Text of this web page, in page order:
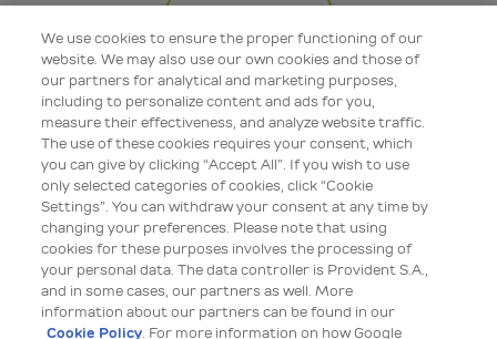
Więcej
Edukacja bezpieczeństwa
08 lip 2026 09:00
We use cookies to ensure the proper functioning of our
website. We may also use our own cookies and those of
our partners for analytical and marketing purposes,
including to personalize content and ads for you,
measure their effectiveness, and analyze website traffic.
The use of these cookies requires your consent, which
you can give by clicking “Accept All”. If you wish to use
only selected categories of cookies, click “Cookie
Settings”. You can withdraw your consent at any time by
changing your preferences. Please note that using
cookies for these purposes involves the processing of
your personal data. The data controller is Provident S.A.,
and in some cases, our partners as well. More
information about our partners can be found in our
Cookie Policy. For more information on how Google